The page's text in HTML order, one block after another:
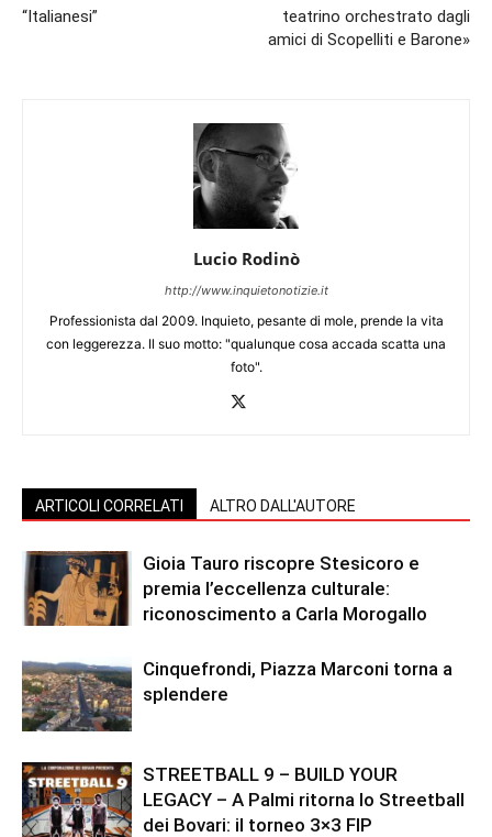
“Italianesi”
teatrino orchestrato dagli
amici di Scopelliti e Barone»
Lucio Rodinò
http://www.inquietonotizie.it
Professionista dal 2009. Inquieto, pesante di mole, prende la vita
con leggerezza. Il suo motto: "qualunque cosa accada scatta una
foto".
ARTICOLI CORRELATI ALTRO DALL'AUTORE
Gioia Tauro riscopre Stesicoro e
premia l’eccellenza culturale:
riconoscimento a Carla Morogallo
Cinquefrondi, Piazza Marconi torna a
splendere
STREETBALL 9 – BUILD YOUR
LEGACY – A Palmi ritorna lo Streetball
dei Bovari: il torneo 3×3 FIP